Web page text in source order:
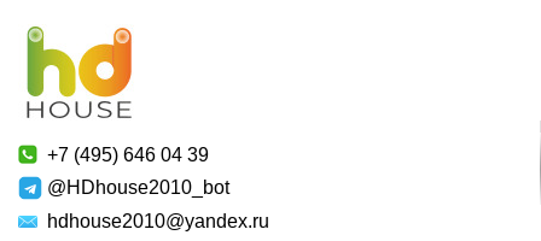
+7 (495) 646 04 39
@HDhouse2010_bot
hdhouse2010@yandex.ru